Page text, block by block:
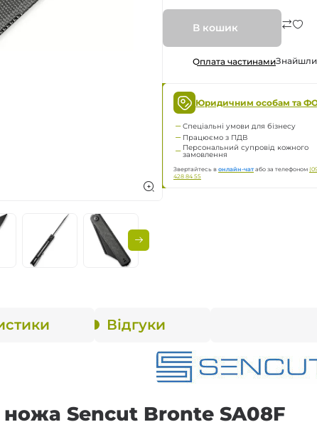
по типу замка В кошик
Оплата частинами
Юридичним особам та
Спеціальні умови для бізнесу
Працюємо з ПДВ
Персональний супровід кожного
замовлення
Звертайтесь вонлайн-чат або за телефоном
428 84 55
Відгуки
Sencut Bronte SA08F